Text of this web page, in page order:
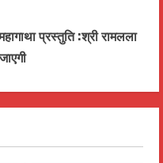
प्रस्तुति :श्री रामलला